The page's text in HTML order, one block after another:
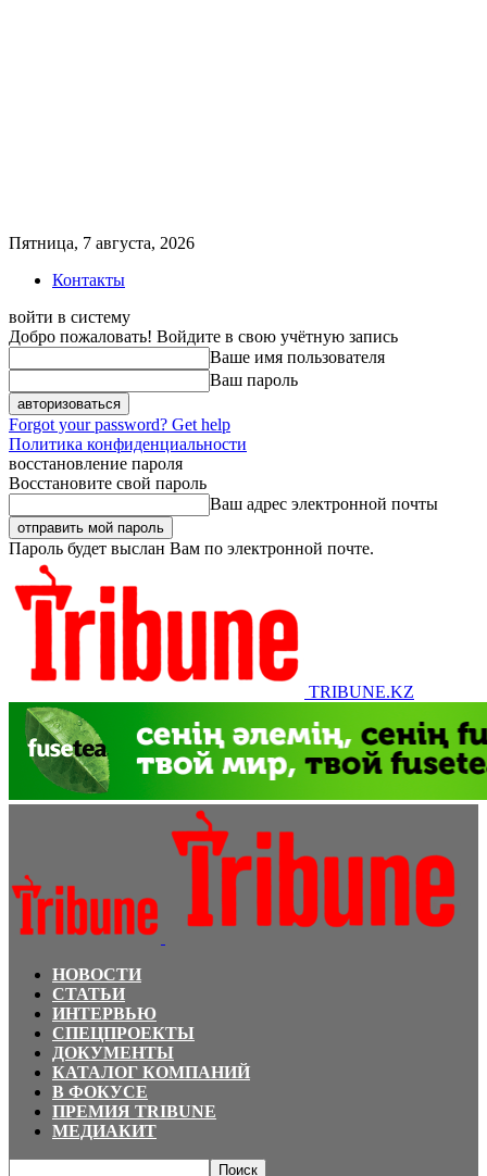
Пятница, 7 августа, 2026
Контакты
войти в систему
Добро пожаловать! Войдите в свою учётную запись
Ваше имя пользователя
Ваш пароль
Forgot your password? Get help
Политика конфиденциальности
восстановление пароля
Восстановите свой пароль
Ваш адрес электронной почты
Пароль будет выслан Вам по электронной почте.
TRIBUNE.KZ
НОВОСТИ
СТАТЬИ
ИНТЕРВЬЮ
СПЕЦПРОЕКТЫ
ДОКУМЕНТЫ
КАТАЛОГ КОМПАНИЙ
В ФОКУСЕ
ПРЕМИЯ TRIBUNE
МЕДИАКИТ